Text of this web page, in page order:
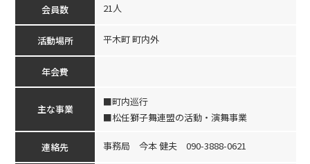
会員数 21人
活動場所 平木町 町内外
年会費
主な事業
■町内巡行
■松任獅子舞連盟の活動・演舞事業
連絡先 事務局 今本 健夫 090-3888-0621